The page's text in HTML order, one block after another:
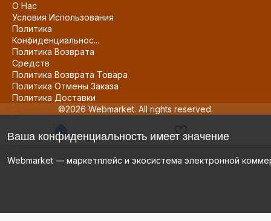
О Нас
Условия Использования
Политика
Конфиденциальнос...
Политика Возврата
Средств
Политика Возврата Товара
Политика Отмены Заказа
Политика Доставки
©2026 Webmarket. All rights reserved.
Ваша конфиденциальность имеет значение
Webmarket — маркетплейс и экосистема электронной